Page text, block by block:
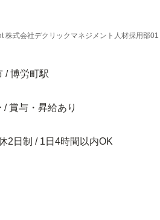
株式会社デクリックマネジメント人材採用部01
/ 博労町駅
/ 賞与・昇給あり
2日制 / 1日4時間以内OK